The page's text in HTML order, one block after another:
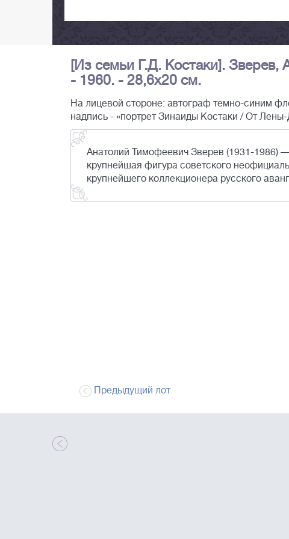
[Из семьи Г.Д. Костаки]. Зверев,
- 1960. - 28,6х20 см.
На лицевой стороне: автограф темно-синим
надпись - «портрет Зинаиды Костаки / От
Анатолий Тимофеевич Зверев (1931-1986)
крупнейшая фигура советского
крупнейшего коллекционера русского
Предыдущий лот